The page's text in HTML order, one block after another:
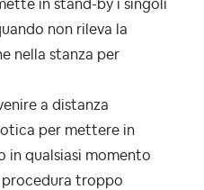
in stand-by i singoli
non rileva la
nella stanza per
a distanza
per mettere in
in qualsiasi momento
procedura troppo